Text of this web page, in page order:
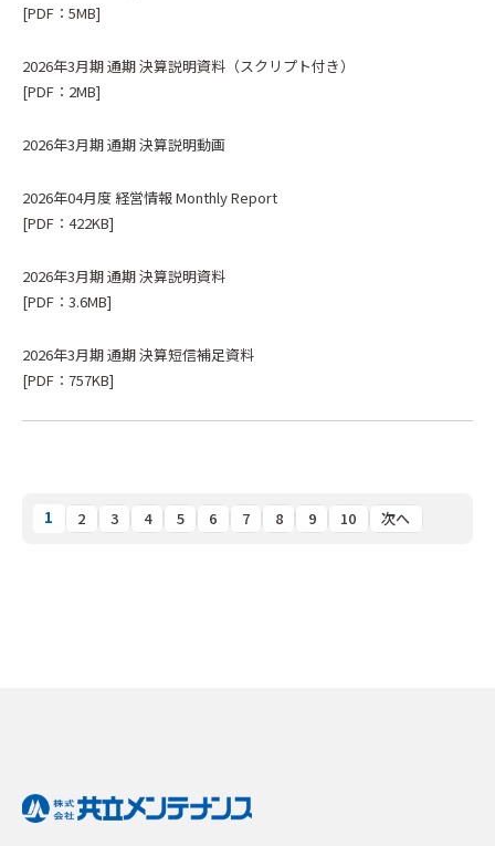
[PDF：5MB]
2026年3月期 通期 決算説明資料（スクリプト付き）
[PDF：2MB]
2026年3月期 通期 決算説明動画
2026年04月度 経営情報 Monthly Report
[PDF：422KB]
2026年3月期 通期 決算説明資料
[PDF：3.6MB]
2026年3月期 通期 決算短信補足資料
[PDF：757KB]
1 2 3 4 5 6 7 8 9 10 次へ